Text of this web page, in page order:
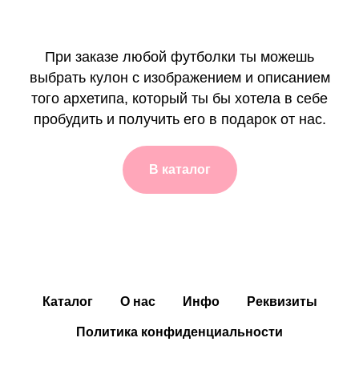
При заказе любой футболки ты можешь
выбрать кулон с изображением и описанием
того архетипа, который ты бы хотела в себе
пробудить и получить его в подарок от нас.
В каталог
Каталог О нас Инфо Реквизиты
Политика конфиденциальности